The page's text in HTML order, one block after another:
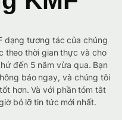
dạng tương tác của chúng
theo thời gian thực và cho
đến 5 năm vừa qua. Bạn
báo ngay, và chúng tôi
hơn. Và với phần tóm tắt
bỏ lỡ tin tức mới nhất.